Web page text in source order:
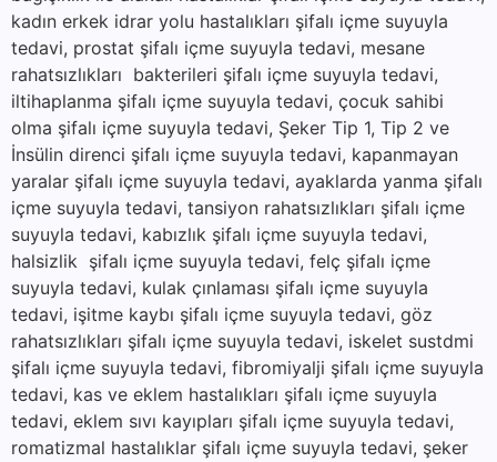
kadın erkek idrar yolu hastalıkları şifalı içme suyuyla
tedavi, prostat şifalı içme suyuyla tedavi, mesane
rahatsızlıkları bakterileri şifalı içme suyuyla tedavi,
iltihaplanma şifalı içme suyuyla tedavi, çocuk sahibi
olma şifalı içme suyuyla tedavi, Şeker Tip 1, Tip 2 ve
İnsülin direnci şifalı içme suyuyla tedavi, kapanmayan
yaralar şifalı içme suyuyla tedavi, ayaklarda yanma şifalı
içme suyuyla tedavi, tansiyon rahatsızlıkları şifalı içme
suyuyla tedavi, kabızlık şifalı içme suyuyla tedavi,
halsizlik şifalı içme suyuyla tedavi, felç şifalı içme
suyuyla tedavi, kulak çınlaması şifalı içme suyuyla
tedavi, işitme kaybı şifalı içme suyuyla tedavi, göz
rahatsızlıkları şifalı içme suyuyla tedavi, iskelet sustdmi
şifalı içme suyuyla tedavi, fibromiyalji şifalı içme suyuyla
tedavi, kas ve eklem hastalıkları şifalı içme suyuyla
tedavi, eklem sıvı kayıpları şifalı içme suyuyla tedavi,
romatizmal hastalıklar şifalı içme suyuyla tedavi, şeker